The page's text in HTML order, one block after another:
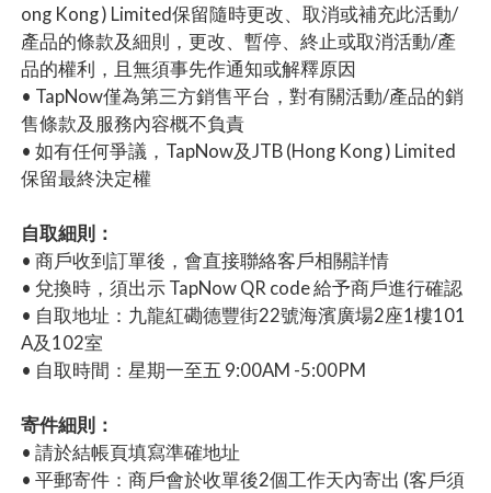
ong Kong ) Limited保留隨時更改、取消或補充此活動/
產品的條款及細則，更改、暫停、終止或取消活動/產
品的權利，且無須事先作通知或解釋原因
• TapNow僅為第三方銷售平台，對有關活動/產品的銷
售條款及服務內容概不負責
• 如有任何爭議，TapNow及JTB (Hong Kong ) Limited
保留最終決定權
自取細則：
• 商戶收到訂單後，會直接聯絡客戶相關詳情
• 兌換時，須出示 TapNow QR code 給予商戶進行確認
• 自取地址：九龍紅磡德豐街22號海濱廣場2座1樓101
A及102室
• 自取時間：星期一至五 9:00AM -5:00PM
寄件細則：
• 請於結帳頁填寫準確地址
• 平郵寄件：商戶會於收單後2個工作天內寄出 (客戶須